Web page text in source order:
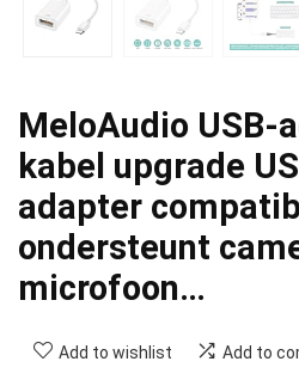
MeloAudio USB-
kabel upgrade
adapter
ondersteunt
microfoon…
Add to wishlist Add to